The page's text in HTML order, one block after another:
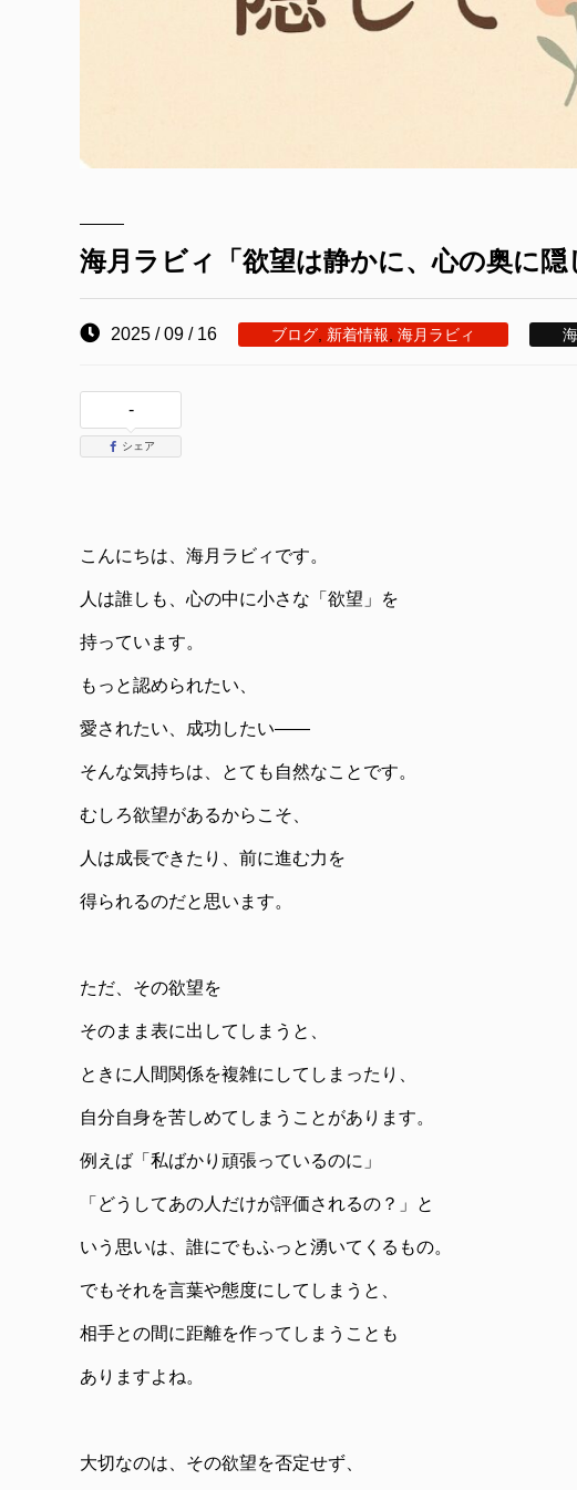
海月ラビィ「欲望は静かに、心の奥に隠
2025 / 09 / 16 ブログ 新着情報 海月ラビィ
-
シェア
こんにちは、海月ラビィです。
人は誰しも、心の中に小さな「欲望」を
持っています。
もっと認められたい、
愛されたい、成功したい――
そんな気持ちは、とても自然なことです。
むしろ欲望があるからこそ、
人は成長できたり、前に進む力を
得られるのだと思います。
ただ、その欲望を
そのまま表に出してしまうと、
ときに人間関係を複雑にしてしまったり、
自分自身を苦しめてしまうことがあります。
例えば「私ばかり頑張っているのに」
「どうしてあの人だけが評価されるの？」と
いう思いは、誰にでもふっと湧いてくるもの。
でもそれを言葉や態度にしてしまうと、
相手との間に距離を作ってしまうことも
ありますよね。
大切なのは、その欲望を否定せず、